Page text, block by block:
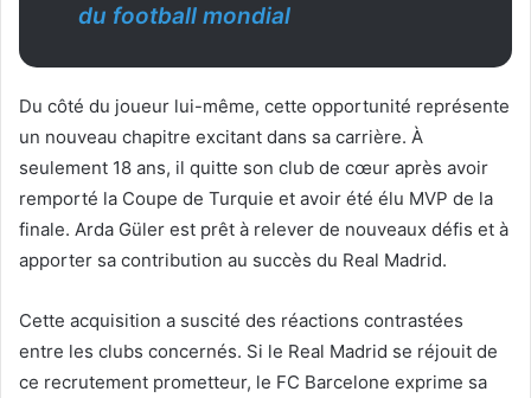
du football mondial
Du côté du joueur lui-même, cette opportunité représente
un nouveau chapitre excitant dans sa carrière. À
seulement 18 ans, il quitte son club de cœur après avoir
remporté la Coupe de Turquie et avoir été élu MVP de la
finale. Arda Güler est prêt à relever de nouveaux défis et à
apporter sa contribution au succès du Real Madrid.
Cette acquisition a suscité des réactions contrastées
entre les clubs concernés. Si le Real Madrid se réjouit de
ce recrutement prometteur, le FC Barcelone exprime sa